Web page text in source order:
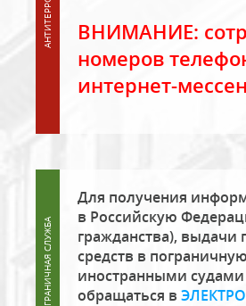
ВНИМАНИЕ:
номеров
интернет-
Для получения
в Российскую
гражданства), выдачи
средств в
иностранными
обращаться в